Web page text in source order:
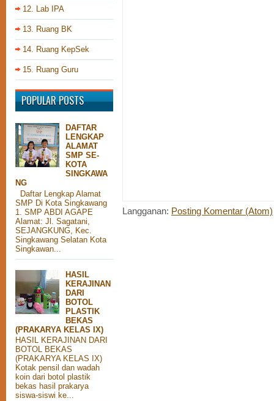
12. Lab IPA
13. Ruang BK
14. Ruang KepSek
15. Ruang Guru
POPULAR POSTS
DAFTAR
LENGKAP
ALAMAT
SMP SE-
KOTA
SINGKAWA
NG
Daftar Lengkap Alamat
SMP Di Kota Singkawang
1. SMP ABDI AGAPE
Alamat: Jl. Sagatani,
SEJANGKUNG, Kec.
Singkawang Selatan Kota
Singkawan...
HASIL
KERAJINAN
DARI
BOTOL
PLASTIK
BEKAS
(PRAKARYA KELAS IX)
HASIL KERAJINAN DARI
BOTOL BEKAS
(PRAKARYA KELAS IX)
Kotak pensil dan wadah
koin dari botol plastik
bekas hasil prakarya
siswa-siswi ke...
Langganan: Posting Komentar (Atom)